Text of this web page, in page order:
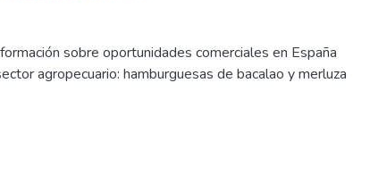
sobre oportunidades comerciales en España
agropecuario: hamburguesas de bacalao y merluza